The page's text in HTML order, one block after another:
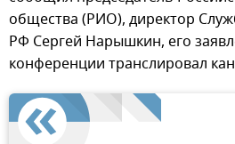
общества (РИО), директор
РФ Сергей Нарышкин, его
конференции транслировал